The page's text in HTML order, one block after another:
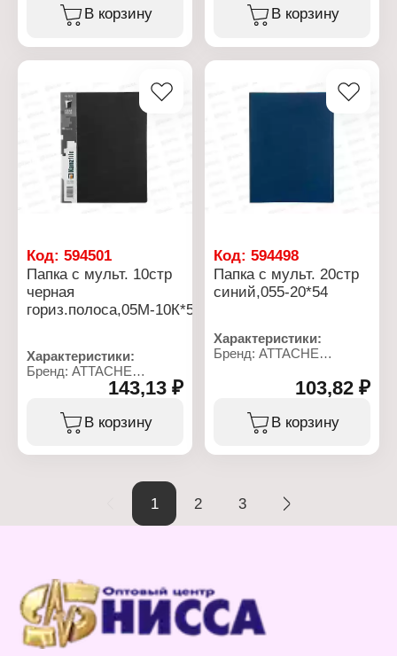
Вариация: с
вкладышами
Количество вкладышей:
10 шт
Материал: пластик
В корзину
Вариация: с
вкладышами
Количество вкладышей:
Материал: пластик
В корзину
Код: 594501
Папка с мульт. 10стр
черная
гориз.полоса,05М-10К*54
Характеристики:
Бренд: ATTACHE
Артикул: 05М-10К
Вариация: с
вкладышами
Количество вкладышей:
Материал: пластик
143,13 ₽
В корзину
Код:594498
Папка с мульт. 20стр
синий,055-20*54
Характеристики:
Бренд: ATTACHE
Тип товара: Папка
вкладышами
(мультифорами)
Цвет: синий
Материал: пластик
103,82 ₽
В корзину
1 2 3